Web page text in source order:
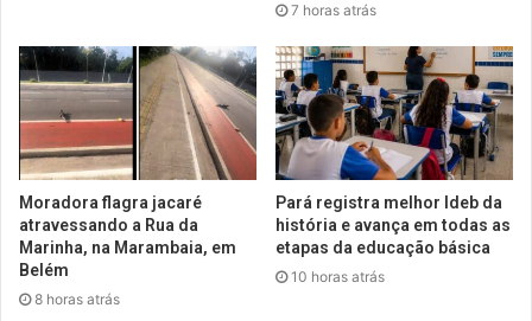
7 horas atrás
Moradora flagra jacaré
atravessando a Rua da
Marinha, na Marambaia, em
Belém
8 horas atrás
Pará registra melhor Ideb da
história e avança em todas as
etapas da educação básica
10 horas atrás